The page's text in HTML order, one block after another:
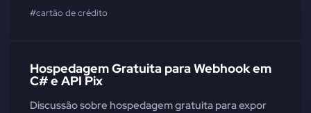
#cartão de crédito
Hospedagem Gratuita para Webhook em
C# e API Pix
Discussão sobre hospedagem gratuita para expor